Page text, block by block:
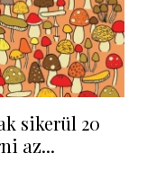
sikerül 20
az...